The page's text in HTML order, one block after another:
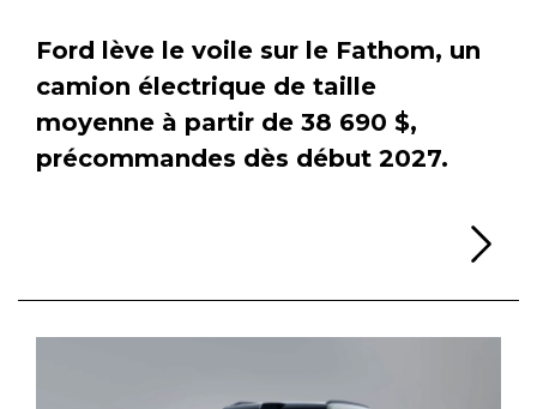
Ford lève le voile sur le Fathom, un
camion électrique de taille
moyenne à partir de 38 690 $,
précommandes dès début 2027.